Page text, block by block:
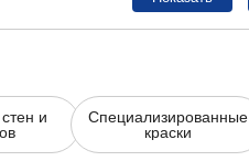
и
Специализированные
краски